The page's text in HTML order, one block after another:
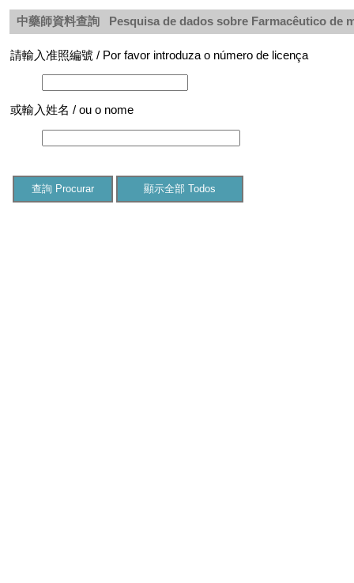
中藥師資料查詢 Pesquisa de dados sobre Farmacêutico de
請輸入准照編號 / Por favor introduza o número de licença
或輸入姓名 / ou o nome